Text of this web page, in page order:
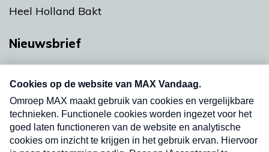
Heel Holland Bakt
Nieuwsbrief
nieuwsbrief. Elke vrijdag- en dinsdagochtend in
uw mailbox.
Verzend